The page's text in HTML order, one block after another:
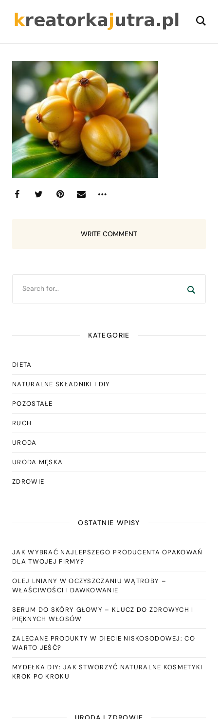
WRITE COMMENT
KATEGORIE
DIETA
NATURALNE SKŁADNIKI I DIY
POZOSTAŁE
RUCH
URODA
URODA MĘSKA
ZDROWIE
OSTATNIE WPISY
JAK WYBRAĆ NAJLEPSZEGO PRODUCENTA OPAKOWAŃ
DLA TWOJEJ FIRMY?
OLEJ LNIANY W OCZYSZCZANIU WĄTROBY –
WŁAŚCIWOŚCI I DAWKOWANIE
SERUM DO SKÓRY GŁOWY – KLUCZ DO ZDROWYCH I
PIĘKNYCH WŁOSÓW
ZALECANE PRODUKTY W DIECIE NISKOSODOWEJ: CO
WARTO JEŚĆ?
MYDEŁKA DIY: JAK STWORZYĆ NATURALNE KOSMETYKI
KROK PO KROKU